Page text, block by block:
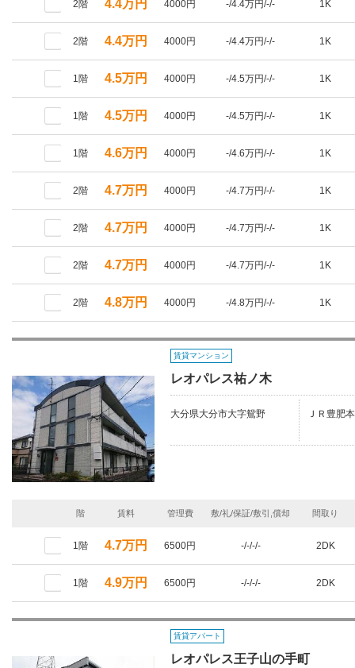
2階 4.4万円 4000円 -/4.4万円/-/- 1K
2階 4.4万円 4000円 -/4.4万円/-/- 1K
1階 4.5万円 4000円 -/4.5万円/-/- 1K
1階 4.5万円 4000円 -/4.5万円/-/- 1K
1階 4.6万円 4000円 -/4.6万円/-/- 1K
2階 4.7万円 4000円 -/4.7万円/-/- 1K
2階 4.7万円 4000円 -/4.7万円/-/- 1K
2階 4.7万円 4000円 -/4.7万円/-/- 1K
2階 4.8万円 4000円 -/4.8万円/-/- 1K
賃貸マンション
レオパレス祐ノ木
大分県大分市大字鴛野 ＪＲ豊肥
階 賃料 管理費 敷/礼/保証/敷引,償却 間取り
1階 4.7万円 6500円 -/-/-/- 2DK
1階 4.9万円 6500円 -/-/-/- 2DK
賃貸アパート
レオパレス王子山の手町